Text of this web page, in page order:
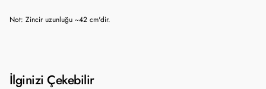
Not: Zincir uzunluğu ~42 cm'dir.
İlginizi Çekebilir